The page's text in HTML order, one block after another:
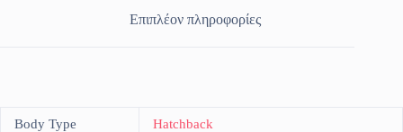
Επιπλέον πληροφορίες
Body Type Hatchback